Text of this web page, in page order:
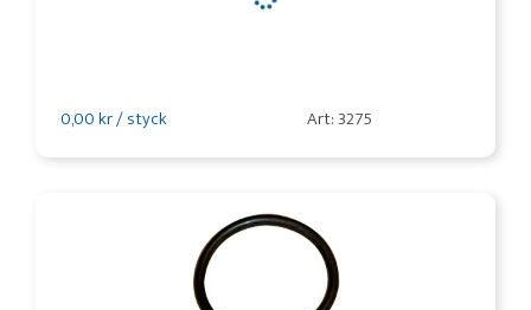
0,00 kr / styck Art: 3275